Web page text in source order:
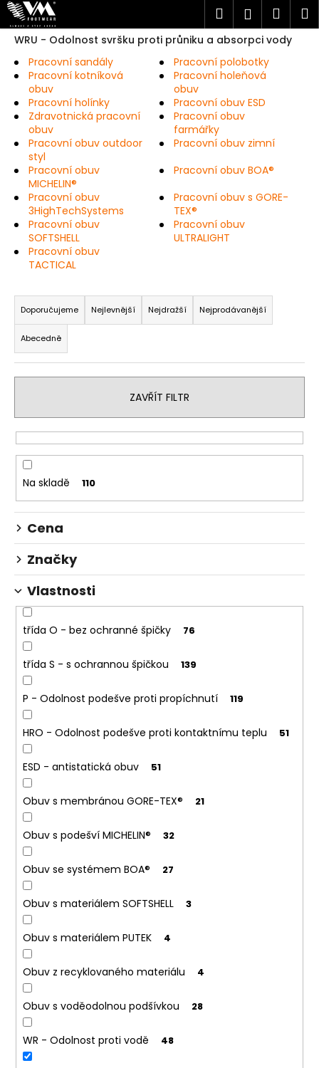
Přejít
obsah
Hledat
košík
WRU - Odolnost svršku proti průniku a absorpci vody
Pracovní sandály
Pracovní polobotky
Pracovní kotníková
obuv
Pracovní holeňová
obuv
Pracovní holínky
Pracovní obuv ESD
Zdravotnická pracovní
obuv
Pracovní obuv
farmářky
Pracovní obuv outdoor
styl
Pracovní obuv zimní
Pracovní obuv
MICHELIN®
Pracovní obuv BOA®
Pracovní obuv
3HighTechSystems
Pracovní obuv s GORE-
TEX®
Pracovní obuv
SOFTSHELL
Pracovní obuv
ULTRALIGHT
Pracovní obuv
TACTICAL
Ř
a
z
e
n
r
o
d
u
k
t
ů
Doporučujeme Nejlevnější Nejdražší Nejprodávanější
Abecedně
ZAVŘÍT FILTR
Na skladě 110
Cena
Značky
Vlastnosti
třída O - bez ochranné špičky 76
třída S - s ochrannou špičkou 139
P - Odolnost podešve proti propíchnutí 119
HRO - Odolnost podešve proti kontaktnímu teplu 51
ESD - antistatická obuv 51
Obuv s membránou GORE-TEX® 21
Obuv s podešví MICHELIN® 32
Obuv se systémem BOA® 27
Obuv s materiálem SOFTSHELL 3
Obuv s materiálem PUTEK 4
Obuv z recyklovaného materiálu 4
Obuv s voděodolnou podšívkou 28
WR - Odolnost proti vodě 48
K
o Zpět
Zpět
C
o
p
t
ř
b
u
j
e
n
a
j
í
?
D
o
p
o
r
u
m
VKLÁDACÍ
STÉLKA
PAMĚŤOVÉ
PĚNY
124
Kč